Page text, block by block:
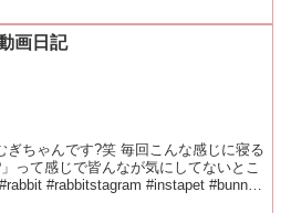
画日記
ぎちゃんです?笑 毎回こんな感じに寝る
って感じで皆んなが気にしてないとこ
#rabbitstagram #instapet #bunny